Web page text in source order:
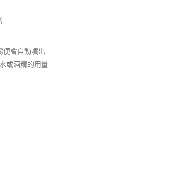
便會自動噴出
或酒精的用量